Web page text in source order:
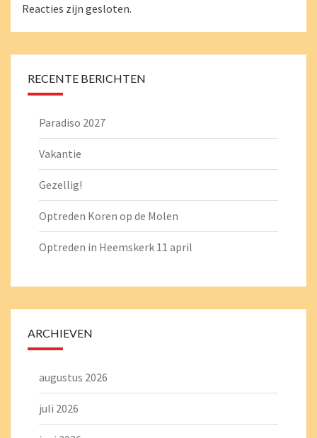
Reacties zijn gesloten.
RECENTE BERICHTEN
Paradiso 2027
Vakantie
Gezellig!
Optreden Koren op de Molen
Optreden in Heemskerk 11 april
ARCHIEVEN
augustus 2026
juli 2026